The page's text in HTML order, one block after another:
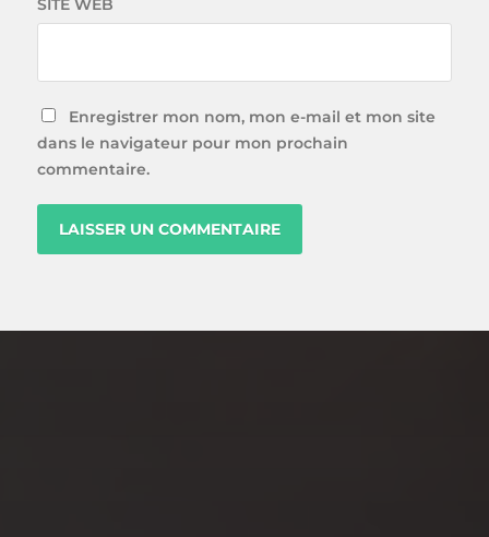
SITE WEB
Enregistrer mon nom, mon e-mail et mon site
dans le navigateur pour mon prochain
commentaire.